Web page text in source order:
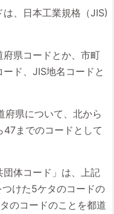
、日本工業規格（JIS)
県コードとか、市町
ド、JIS地名コードと
府県について、北から
までのコードとして
体コード」は、上記
けた5ケタのコードの
のコードのことを都道